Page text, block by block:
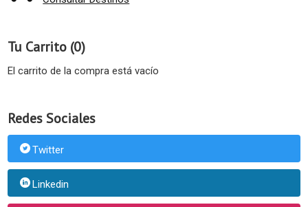
Tu Carrito (0)
El carrito de la compra está vacío
Redes Sociales
Twitter
Linkedin